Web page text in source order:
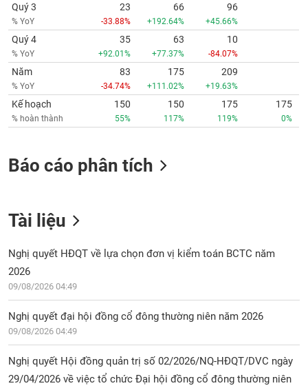
Quý 3
% YoY
23
-33.88%
66
+192.64%
96
+45.66%
Quý 4
% YoY
35
+92.01%
63
+77.37%
10
-84.07%
Năm
% YoY
83
-34.74%
175
+111.02%
209
+19.63%
Kế hoạch
% hoàn thành
150
55%
150
117%
175
119%
175
0%
Báo cáo phân tích
Tài liệu
Nghị quyết HĐQT về lựa chọn đơn vị kiểm toán BCTC năm
2026
09/08/2026 04:49
Nghị quyết đại hội đồng cổ đông thường niên năm 2026
09/08/2026 04:49
Nghị quyết Hội đồng quản trị số 02/2026/NQ-HĐQT/DVC ngày
29/04/2026 về việc tổ chức Đại hội đồng cổ đông thường niên